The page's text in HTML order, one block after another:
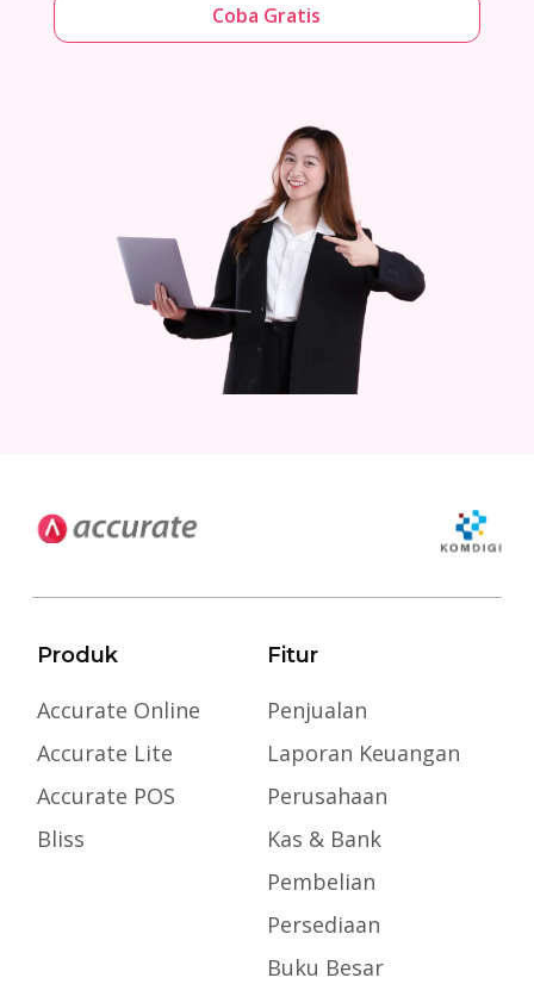
Coba Gratis
Produk
Accurate Online
Accurate Lite
Accurate POS
Bliss
Fitur
Penjualan
Laporan Keuangan
Perusahaan
Kas & Bank
Pembelian
Persediaan
Buku Besar